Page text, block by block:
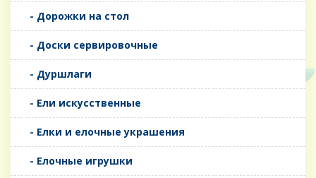
- Дорожки на стол
- Доски сервировочные
- Дуршлаги
- Ели искусственные
- Елки и елочные украшения
- Елочные игрушки